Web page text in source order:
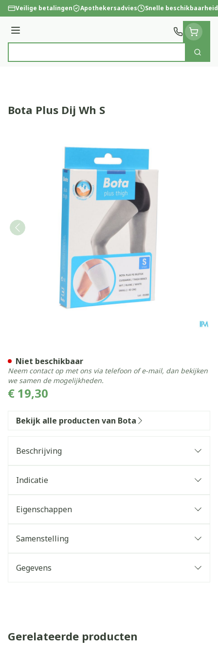
Ga naar de inhoud
Veilige betalingen Apothekersadvies Snelle beschikbaarheid
Menu
Zoek
Bota Plus Dij Wh S
€ 19,30
Niet beschikbaar
Neem contact op met ons via telefoon of e-mail, dan bekijken
we samen de mogelijkheden.
Bekijk alle producten van Bota
Beschrijving
Indicatie
Eigenschappen
Samenstelling
Gegevens
Gerelateerde producten